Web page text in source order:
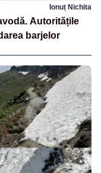
Ionuț Nichita
Autoritățile
barjelor